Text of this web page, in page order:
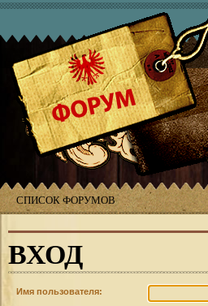
СПИСОК ФОРУМОВ
ВХОД
Имя пользователя: